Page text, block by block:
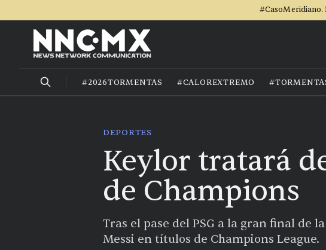
#CasoMeridiano.
#2026TORMENTAS #CALOREXTREMO
DEPORTES
Keylor tratará
de Champions
Tras el pase del PSG a la gran final de
Messi en títulos de Champions League.